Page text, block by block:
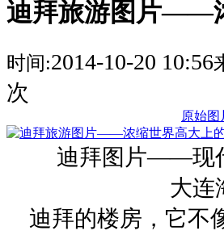
迪拜旅游图片——
时间:2014-10-20 10:56
次
原始图
迪拜图片——现
大连
迪拜的楼房，它不